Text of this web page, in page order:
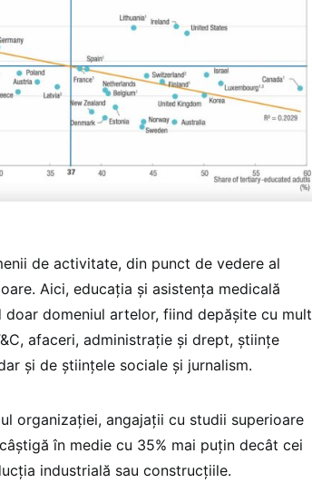
de activitate, din punct de vedere al
Aici, educația și asistența medicală
domeniul artelor, fiind depășite cu mult
afaceri, administrație și drept, științe
și de științele sociale și jurnalism.
organizației, angajații cu studii superioare
în medie cu 35% mai puțin decât cei
industrială sau construcțiile.